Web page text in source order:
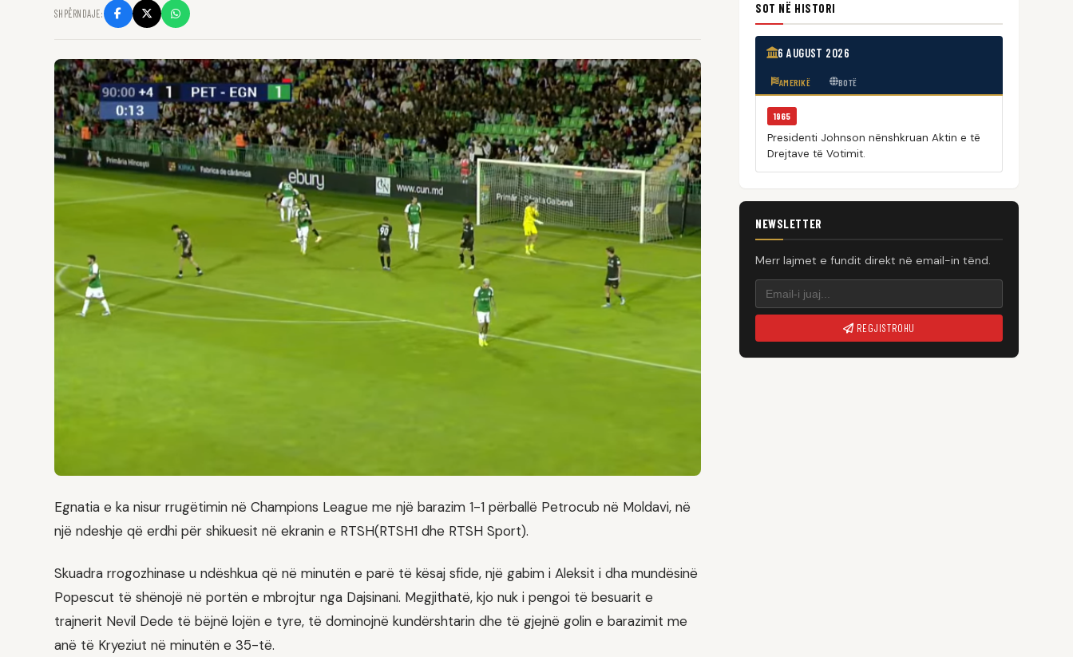
SHPËRNDAJE:
Egnatia e ka nisur rrugëtimin në Champions League me një barazim 1-1 përballë Petrocub në Moldavi, në
një ndeshje që erdhi për shikuesit në ekranin e RTSH(RTSH1 dhe RTSH Sport).
Skuadra rrogozhinase u ndëshkua që në minutën e parë të kësaj sfide, një gabim i Aleksit i dha mundësinë
Popescut të shënojë në portën e mbrojtur nga Dajsinani. Megjithatë, kjo nuk i pengoi të besuarit e
trajnerit Nevil Dede të bëjnë lojën e tyre, të dominojnë kundërshtarin dhe të gjejnë golin e barazimit me
anë të Kryeziut në minutën e 35-të.
SOT NË HISTORI
6 AUGUST 2026
AMERIKË BOTË
1965
Presidenti Johnson nënshkruan Aktin e të
Drejtave të Votimit.
NEWSLETTER
Merr lajmet e fundit direkt në email-in tënd.
REGJISTROHU